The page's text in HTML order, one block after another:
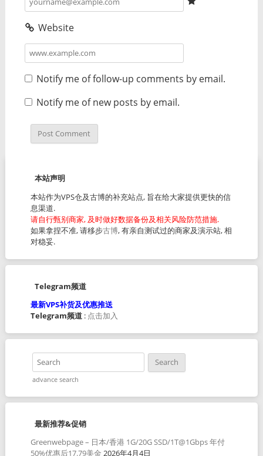
Website
Notify me of follow-up comments by email.
Notify me of new posts by email.
本站声明
本站作为VPS仓及古博的补充站点, 旨在给大家提供更快的信
息渠道.
请自行甄别商家, 及时做好数据备份及相关风险防范措施.
如果拿捏不准, 请移步古博, 有亲自测试过的商家及演示站, 相
对稳妥.
Telegram频道
最新VPS补货及优惠推送
Telegram频道: 点击加入
advance search
最新推荐&促销
Greenwebpage – 日本/香港 1G/20G SSD/1T@1Gbps 年付
50%优惠后17.79美金 2026年4月4日